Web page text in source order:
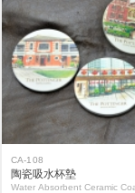
CA-108
陶瓷吸水杯墊
Water Absorbent Ceramic